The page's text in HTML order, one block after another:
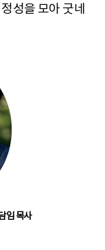
성을 모아 굿네
임 목사